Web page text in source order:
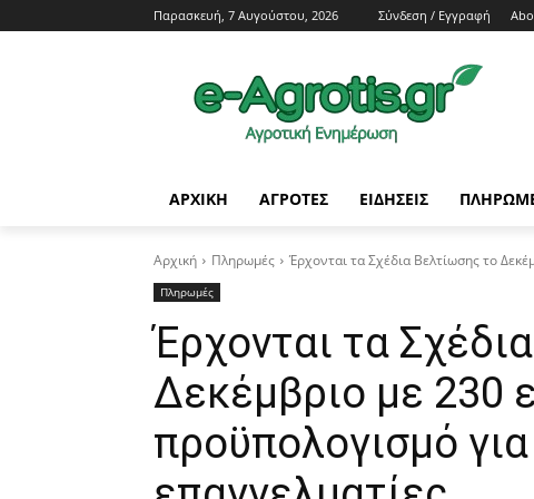
Παρασκευή, 7 Αυγούστου, 2026 Σύνδεση / Εγγραφή
ΑΡΧΙΚΗ AΓΡΟΤΕΣ ΕΙΔΗΣΕΙΣ
Αρχική Πληρωμές Έρχονται τα Σχέδια Βελτίωσης το
Πληρωμές
Έρχονται τα
Δεκέμβριο με 230
προϋπολογισμό